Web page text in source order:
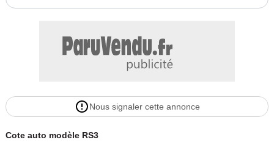
Garantie mécanique
Nous signaler cette annonce
Cote auto modèle RS3